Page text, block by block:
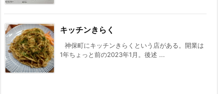
キッチンきらく
神保町にキッチンきらくという店がある。開業は
1年ちょっと前の2023年1月。後述 ...